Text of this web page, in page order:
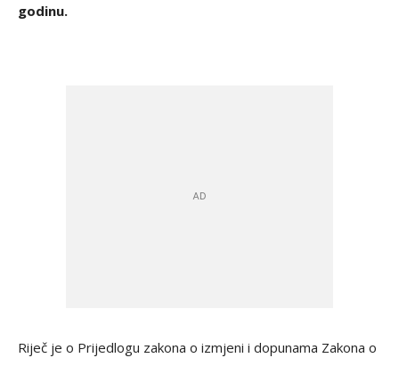
godinu.
Riječ je o Prijedlogu zakona o izmjeni i dopunama Zakona o